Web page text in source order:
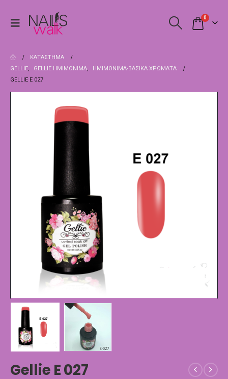
0
ΚΑΤΆΣΤΗΜΑ
GELLIE, GELLIE ΗΜΙΜΌΝΙΜΑ,
ΗΜΙΜΌΝΙΜΑ-ΒΑΣΙΚΆ ΧΡΏΜΑΤΑ
GELLIE E 027
Gellie E 027